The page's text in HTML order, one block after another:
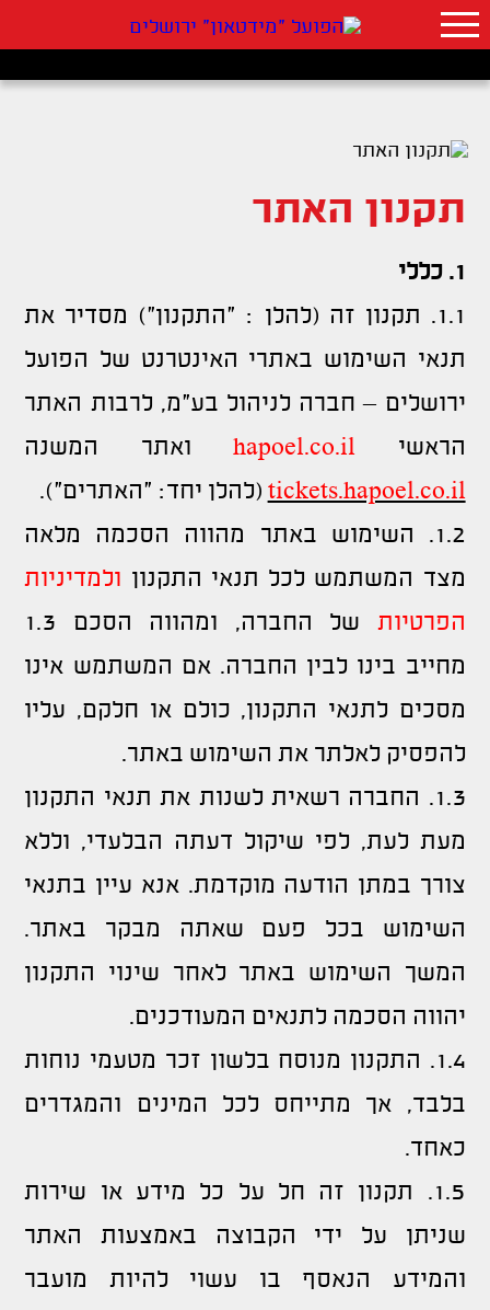
תקנון האתר
1. כללי
1.1. תקנון זה (להלן : "התקנון") מסדיר את
תנאי השימוש באתרי האינטרנט של הפועל
ירושלים – חברה לניהול בע"מ, לרבות האתר
הראשי hapoel.co.ilואתר המשנה
tickets.hapoel.co.il (להלן יחד: "האתרים").
1.2. השימוש באתר מהווה הסכמה מלאה
מצד המשתמש לכל תנאי התקנון ולמדיניות
הפרטיות
של החברה, ומהווה הסכם 1.3
מחייב בינו לבין החברה. אם המשתמש אינו
מסכים לתנאי התקנון, כולם או חלקם, עליו
להפסיק לאלתר את השימוש באתר.
1.3. החברה רשאית לשנות את תנאי התקנון
מעת לעת, לפי שיקול דעתה הבלעדי, וללא
צורך במתן הודעה מוקדמת. אנא עיין בתנאי
השימוש בכל פעם שאתה מבקר באתר.
המשך השימוש באתר לאחר שינוי התקנון
יהווה הסכמה לתנאים המעודכנים.
1.4. התקנון מנוסח בלשון זכר מטעמי נוחות
בלבד, אך מתייחס לכל המינים והמגדרים
כאחד.
1.5. תקנון זה חל על כל מידע או שירות
שניתן על ידי הקבוצה באמצעות האתר
והמידע הנאסף בו עשוי להיות מועבר